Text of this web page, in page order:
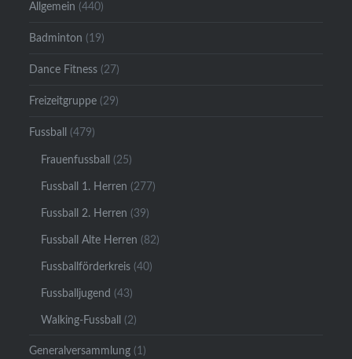
Allgemein (440)
Badminton (19)
Dance Fitness (27)
Freizeitgruppe (29)
Fussball (479)
Frauenfussball (25)
Fussball 1. Herren (277)
Fussball 2. Herren (39)
Fussball Alte Herren (82)
Fussballförderkreis (40)
Fussballjugend (43)
Walking-Fussball (2)
Generalversammlung (1)